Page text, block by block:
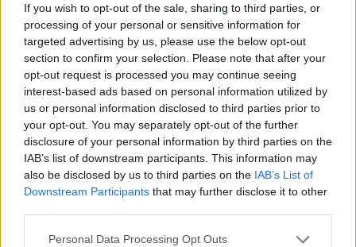
If you wish to opt-out of the sale, sharing to third parties, or
processing of your personal or sensitive information for
targeted advertising by us, please use the below opt-out
section to confirm your selection. Please note that after your
opt-out request is processed you may continue seeing
interest-based ads based on personal information utilized by
us or personal information disclosed to third parties prior to
your opt-out. You may separately opt-out of the further
disclosure of your personal information by third parties on the
IAB’s list of downstream participants. This information may
also be disclosed by us to third parties on the IAB’s List of
Downstream Participants that may further disclose it to other
Personal Data Processing Opt Outs
Γεωργίου και το έχουμε συμφωνήσει. Αυτή ήταν
η καλύτερη λύση και για προσωπικούς μου
λόγους που πρέπει να βρίσκομαι στην Αθήνα. Τα
γυρίσματα γίνονται και στη Μάνη και στην Αθήνα
αλλά πηγαίνουμε πολύ και στην Κύπρο», είπε και
συνέχισε: